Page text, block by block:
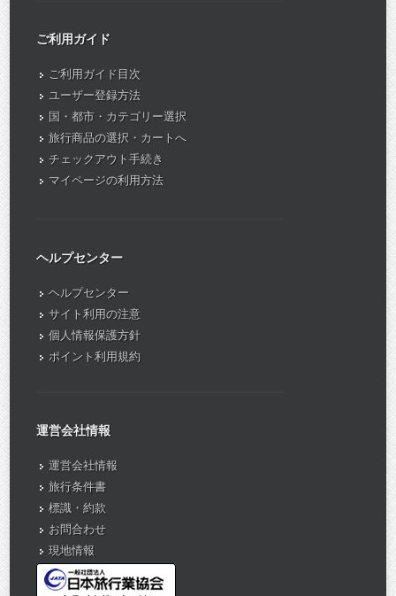
ご利用ガイド
ご利用ガイド目次
ユーザー登録方法
国・都市・カテゴリー選択
旅行商品の選択・カートへ
チェックアウト手続き
マイページの利用方法
ヘルプセンター
ヘルプセンター
サイト利用の注意
個人情報保護方針
ポイント利用規約
運営会社情報
運営会社情報
旅行条件書
標識・約款
お問合わせ
現地情報